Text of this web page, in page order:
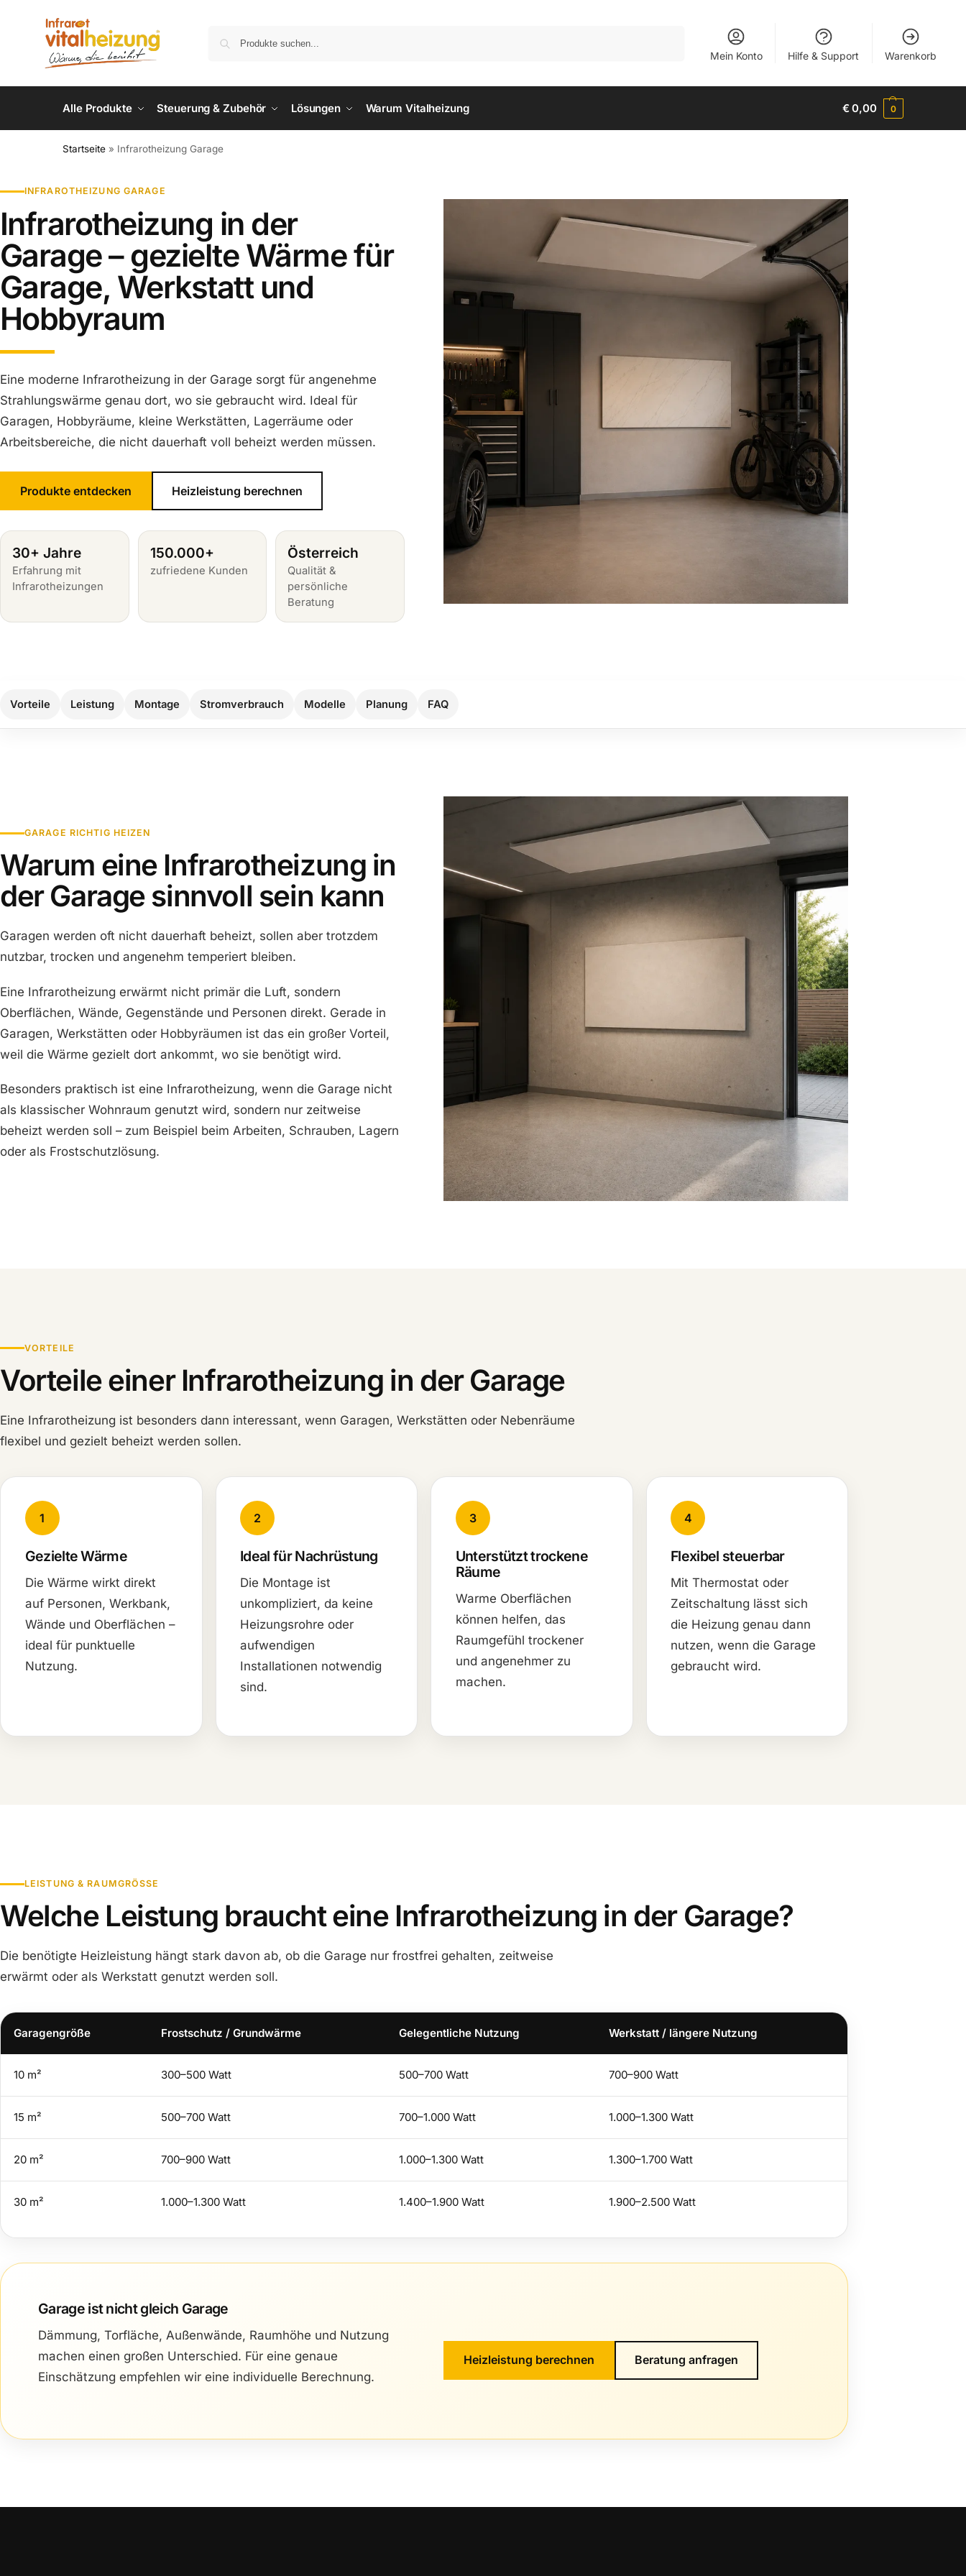
Mein Konto Hilfe & Support Warenkorb
Alle Produkte Steuerung & Zubehör Lösungen Warum Vitalheizung €0,00 0
Startseite » Infrarotheizung Garage
INFRAROTHEIZUNG GARAGE
Infrarotheizung in der
Garage – gezielte Wärme für
Garage, Werkstatt und
Hobbyraum
Eine moderne Infrarotheizung in der Garage sorgt für angenehme
Strahlungswärme genau dort, wo sie gebraucht wird. Ideal für
Garagen, Hobbyräume, kleine Werkstätten, Lagerräume oder
Arbeitsbereiche, die nicht dauerhaft voll beheizt werden müssen.
Produkte entdecken Heizleistung berechnen
30+ Jahre
Erfahrung mit
Infrarotheizungen
150.000+
zufriedene Kunden
Österreich
Qualität &
persönliche
Beratung
Vorteile Leistung Montage Stromverbrauch Modelle Planung FAQ
GARAGE RICHTIG HEIZEN
Warum eine Infrarotheizung in
der Garage sinnvoll sein kann
Garagen werden oft nicht dauerhaft beheizt, sollen aber trotzdem
nutzbar, trocken und angenehm temperiert bleiben.
Eine Infrarotheizung erwärmt nicht primär die Luft, sondern
Oberflächen, Wände, Gegenstände und Personen direkt. Gerade in
Garagen, Werkstätten oder Hobbyräumen ist das ein großer Vorteil,
weil die Wärme gezielt dort ankommt, wo sie benötigt wird.
Besonders praktisch ist eine Infrarotheizung, wenn die Garage nicht
als klassischer Wohnraum genutzt wird, sondern nur zeitweise
beheizt werden soll – zum Beispiel beim Arbeiten, Schrauben, Lagern
oder als Frostschutzlösung.
VORTEILE
Vorteile einer Infrarotheizung in der Garage
Eine Infrarotheizung ist besonders dann interessant, wenn Garagen, Werkstätten oder Nebenräume
flexibel und gezielt beheizt werden sollen.
1
Gezielte Wärme
Die Wärme wirkt direkt
auf Personen, Werkbank,
Wände und Oberflächen –
ideal für punktuelle
Nutzung.
2
Ideal für Nachrüstung
Die Montage ist
unkompliziert, da keine
Heizungsrohre oder
aufwendigen
Installationen notwendig
sind.
3
Unterstützt trockene
Räume
Warme Oberflächen
können helfen, das
Raumgefühl trockener
und angenehmer zu
machen.
4
Flexibel steuerbar
Mit Thermostat oder
Zeitschaltung lässt sich
die Heizung genau dann
nutzen, wenn die Garage
gebraucht wird.
LEISTUNG & RAUMGRÖSSE
Welche Leistung braucht eine Infrarotheizung in der Garage?
Die benötigte Heizleistung hängt stark davon ab, ob die Garage nur frostfrei gehalten, zeitweise
erwärmt oder als Werkstatt genutzt werden soll.
Garagengröße Frostschutz / Grundwärme Gelegentliche Nutzung Werkstatt / längere Nutzung
10 m² 300–500 Watt 500–700 Watt 700–900 Watt
15 m² 500–700 Watt 700–1.000 Watt 1.000–1.300 Watt
20 m² 700–900 Watt 1.000–1.300 Watt 1.300–1.700 Watt
30 m² 1.000–1.300 Watt 1.400–1.900 Watt 1.900–2.500 Watt
Garage ist nicht gleich Garage
Dämmung, Torfläche, Außenwände, Raumhöhe und Nutzung
machen einen großen Unterschied. Für eine genaue
Einschätzung empfehlen wir eine individuelle Berechnung.
Heizleistung berechnen Beratung anfragen